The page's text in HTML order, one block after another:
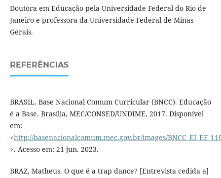
Doutora em Educação pela Universidade Federal do Rio de
Janeiro e professora da Universidade Federal de Minas
Gerais.
REFERÊNCIAS
BRASIL. Base Nacional Comum Curricular (BNCC). Educação
é a Base. Brasília, MEC/CONSED/UNDIME, 2017. Disponível
em:
<http://basenacionalcomum.mec.gov.br/images/
>. Acesso em: 21 jun. 2023.
BRAZ, Matheus. O que é a trap dance? [Entrevista cedida a]